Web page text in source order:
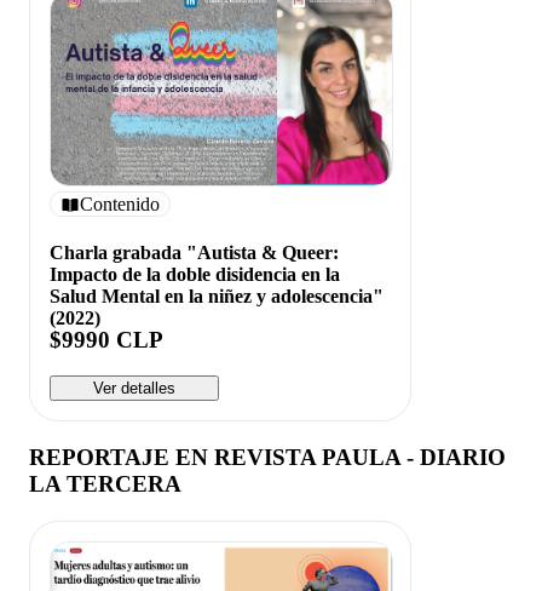
Contenido
Charla grabada "Autista & Queer:
Impacto de la doble disidencia en la
Salud Mental en la niñez y adolescencia"
(2022)
$9990 CLP
Ver detalles
REPORTAJE EN REVISTA PAULA - DIARIO
LA TERCERA